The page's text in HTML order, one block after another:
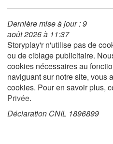
Rencontres et témoignages
Contes d'ici et d'ailleurs
Autour de la lecture
Apprendre à lire
Livre audio
Dernière mise à jour : 9
août 2026 à 11:37
Storyplay'r n'utilise pas de
ou de ciblage publicitaire.
cookies nécessaires au
naviguant sur notre site, vous
cookies. Pour en savoir plus,
Privée.
Déclaration CNIL 1896899